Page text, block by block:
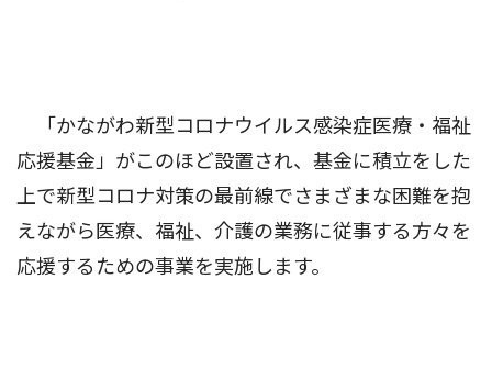
「かながわ新型コロナウイルス感染症医療・福祉
応援基金」がこのほど設置され、基金に積立をした
上で新型コロナ対策の最前線でさまざまな困難を抱
えながら医療、福祉、介護の業務に従事する方々を
応援するための事業を実施します。